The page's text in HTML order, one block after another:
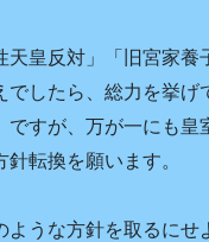
天皇反対」「旧宮家
でしたら、総力を挙げ
ですが、万が一にも
針転換を願います。
ような方針を取るにせ